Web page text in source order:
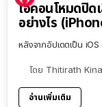
ไอคอนโหมดปิด
อย่างไร
หลังจากอัปเดตเป็น
โดย Thitirath
อ่านเพิ่มเติม